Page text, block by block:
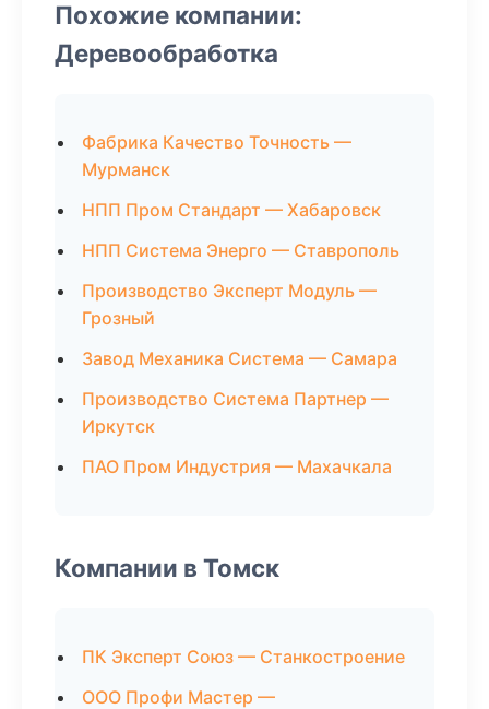
Похожие компании:
Деревообработка
Фабрика Качество Точность —
Мурманск
НПП Пром Стандарт — Хабаровск
НПП Система Энерго — Ставрополь
Производство Эксперт Модуль —
Грозный
Завод Механика Система — Самара
Производство Система Партнер —
Иркутск
ПАО Пром Индустрия — Махачкала
Компании в Томск
ПК Эксперт Союз — Станкостроение
ООО Профи Мастер —